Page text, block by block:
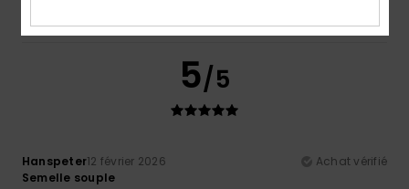
5/5
Hanspeter12 février 2026
Achat vérifié
Semelle souple